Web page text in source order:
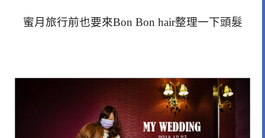
蜜月旅行前也要來Bon Bon hair整理一下頭髮